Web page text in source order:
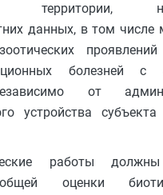
территории,
данных, в том числе
болезней с
от
устройства
работы
оценки